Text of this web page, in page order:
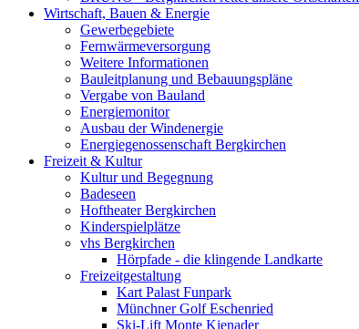
Wirtschaft, Bauen & Energie
Gewerbegebiete
Fernwärmeversorgung
Weitere Informationen
Bauleitplanung und Bebauungspläne
Vergabe von Bauland
Energiemonitor
Ausbau der Windenergie
Energiegenossenschaft Bergkirchen
Freizeit & Kultur
Kultur und Begegnung
Badeseen
Hoftheater Bergkirchen
Kinderspielplätze
vhs Bergkirchen
Hörpfade - die klingende Landkarte
Freizeitgestaltung
Kart Palast Funpark
Münchner Golf Eschenried
Ski-Lift Monte Kienader